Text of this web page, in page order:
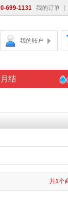
699-1131 我的订单
我的账户
结
共1个